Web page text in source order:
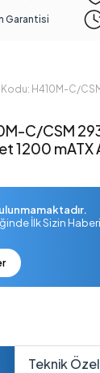
Garantisi
Kodu: H410M-C/
C/CSM
1200 mATX
İlk Sizin
Teknik